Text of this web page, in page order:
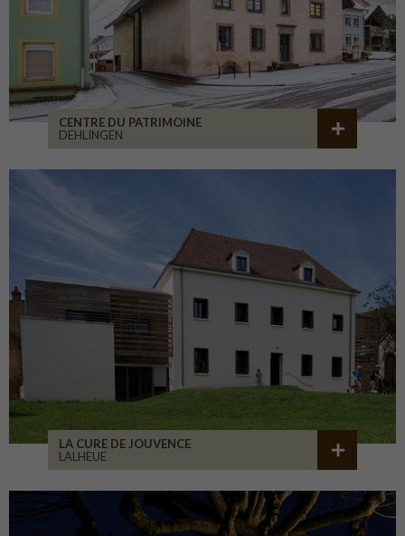
CENTRE DU PATRIMOINE
DEHLINGEN
LA CURE DE JOUVENCE
LALHEUE